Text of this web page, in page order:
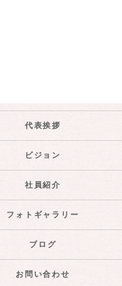
代表挨拶
ビジョン
社員紹介
フォトギャラリー
ブログ
お問い合わせ